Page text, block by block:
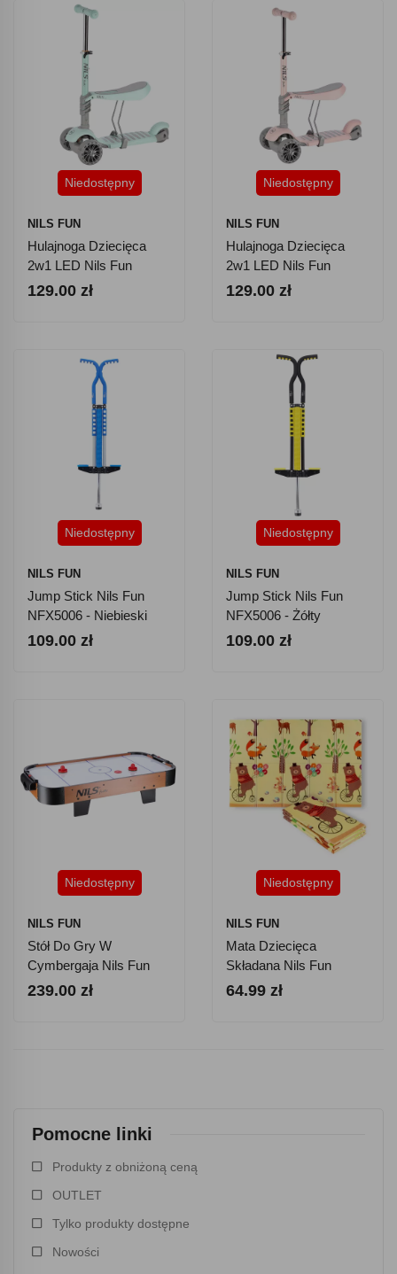
Pomocne linki
Produkty z obniżoną ceną
OUTLET
Tylko produkty dostępne
Nowości
Niedostępny
NILS FUN
Hulajnoga Dziecięca
2w1 LED Nils Fun
HLB808 - Miętowa
129.00 zł
Niedostępny
NILS FUN
Hulajnoga Dziecięca
2w1 LED Nils Fun
HLB808 - Różowa
129.00 zł
Niedostępny
NILS FUN
Jump Stick Nils Fun
NFX5006 - Niebieski
109.00 zł
Niedostępny
NILS FUN
Jump Stick Nils Fun
NFX5006 - Żółty
109.00 zł
Niedostępny
NILS FUN
Stół Do Gry W
Cymbergaja Nils Fun
SDGM ICER
239.00 zł
Niedostępny
NILS FUN
Mata Dziecięca
Składana Nils Fun
MD05 Forest
64.99 zł